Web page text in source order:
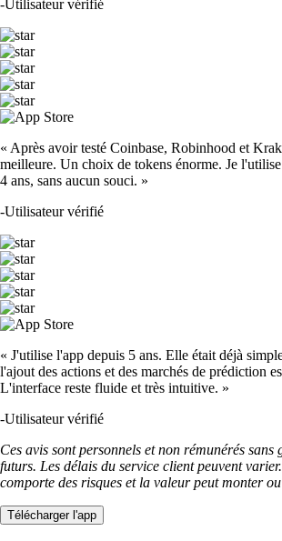
-Utilisateur vérifié
« Après avoir testé Coinbase, Robinhood et
meilleure. Un choix de tokens énorme. Je
4 ans, sans aucun souci. »
-Utilisateur vérifié
« J'utilise l'app depuis 5 ans. Elle était déjà
l'ajout des actions et des marchés de prédiction
L'interface reste fluide et très intuitive. »
-Utilisateur vérifié
Ces avis sont personnels et non rémunérés sans
futurs. Les délais du service client peuvent
comporte des risques et la valeur peut monter ou
Télécharger l'app